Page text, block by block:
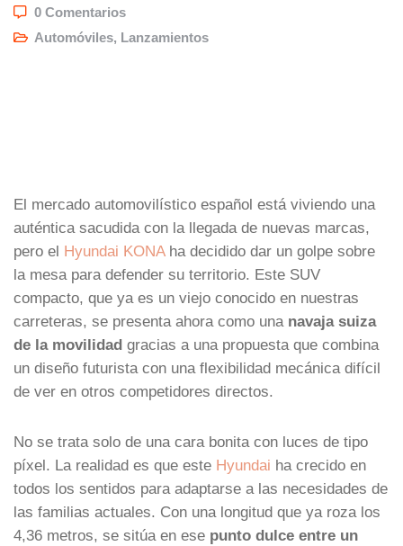
0 Comentarios
Automóviles, Lanzamientos
El mercado automovilístico español está viviendo una
auténtica sacudida con la llegada de nuevas marcas,
pero el Hyundai KONAha decidido dar un golpe sobre
la mesa para defender su territorio. Este SUV
compacto, que ya es un viejo conocido en nuestras
carreteras, se presenta ahora como una navaja suiza
de la movilidad gracias a una propuesta que combina
un diseño futurista con una flexibilidad mecánica difícil
de ver en otros competidores directos.
No se trata solo de una cara bonita con luces de tipo
píxel. La realidad es que este Hyundai ha crecido en
todos los sentidos para adaptarse a las necesidades de
las familias actuales. Con una longitud que ya roza los
4,36 metros, se sitúa en ese punto dulce entre un